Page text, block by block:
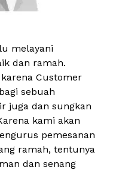
melayani
dan ramah.
Customer
sebuah
juga dan sungkan
kami akan
pemesanan
ramah, tentunya
dan senang